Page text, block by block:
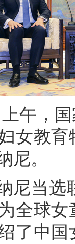
上午，
女教
尼。
尼当选
全球
了中